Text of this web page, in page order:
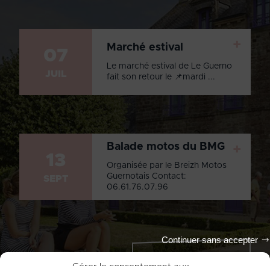
Continuer sans accepter
Marché estival
Le marché estival de Le Guerno
fait son retour le 📌mardi ...
Balade motos du BMG
Organisée par le Breizh Motos
Guernotais Contact:
06.61.76.07.96